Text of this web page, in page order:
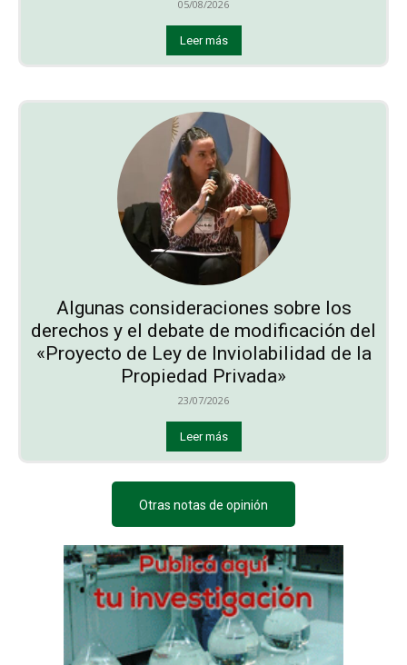
05/08/2026
Leer más
Algunas consideraciones sobre los
derechos y el debate de modificación del
«Proyecto de Ley de Inviolabilidad de la
Propiedad Privada»
23/07/2026
Leer más
Otras notas de opinión